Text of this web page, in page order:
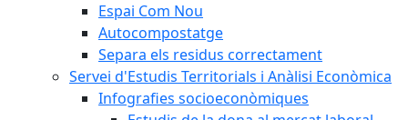
Espai Com Nou
Autocompostatge
Separa els residus correctament
Servei d'Estudis Territorials i Anàlisi Econòmica
Infografies socioeconòmiques